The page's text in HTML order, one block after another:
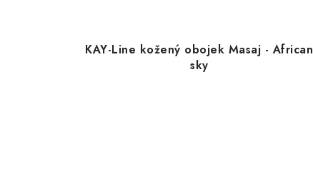
KAY-Line kožený obojek Masaj - African
sky